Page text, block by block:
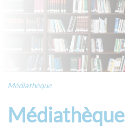
Médiathèque
Médiathèque